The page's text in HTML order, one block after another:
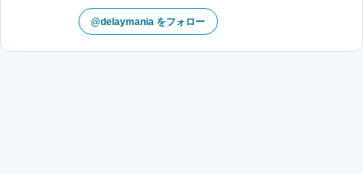
@delaymania をフォロー